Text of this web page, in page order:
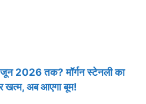
2026 तक? मॉर्गन स्टेनली का
खत्म, अब आएगा बूम!